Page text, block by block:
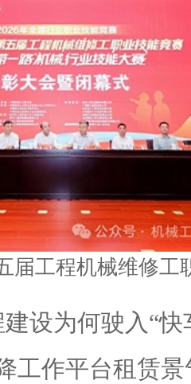
设为何驶入“快
工作平台租赁